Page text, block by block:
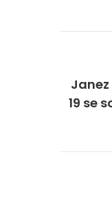
19 se